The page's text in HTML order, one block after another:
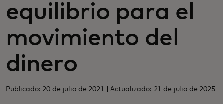
Para innovadores
Noticias y tendencias
equilibrio para el
movimiento del
dinero
Publicado: 20 de julio de 2021 | Actualizado: 21 de julio de 2025